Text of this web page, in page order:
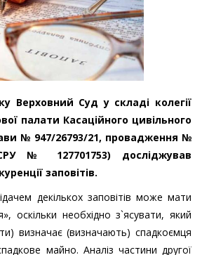
Верховний Суд у складі колегії
палати Касаційного цивільного
№ 947/26793/21, провадження №
№ 127701753) досліджував
заповітів.
декількох заповітів може мати
оскільки необхідно з`ясувати, який
визначає (визначають) спадкоємця
майно. Аналіз частини другої